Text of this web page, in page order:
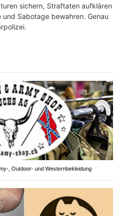
sichern, Straftaten aufklären
Sabotage bewahren. Genau
, Outdoor- und Westernbekleidung